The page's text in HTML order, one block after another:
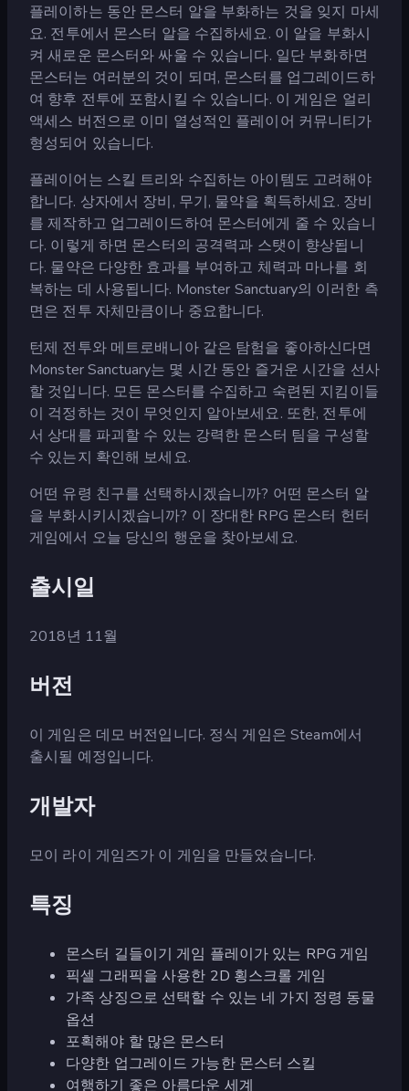
플레이하는 동안 몬스터 알을 부화하는 것을 잊지 마세
요. 전투에서 몬스터 알을 수집하세요. 이 알을 부화시
켜 새로운 몬스터와 싸울 수 있습니다. 일단 부화하면
몬스터는 여러분의 것이 되며, 몬스터를 업그레이드하
여 향후 전투에 포함시킬 수 있습니다. 이 게임은 얼리
액세스 버전으로 이미 열성적인 플레이어 커뮤니티가
형성되어 있습니다.
플레이어는 스킬 트리와 수집하는 아이템도 고려해야
합니다. 상자에서 장비, 무기, 물약을 획득하세요. 장비
를 제작하고 업그레이드하여 몬스터에게 줄 수 있습니
다. 이렇게 하면 몬스터의 공격력과 스탯이 향상됩니
다. 물약은 다양한 효과를 부여하고 체력과 마나를 회
복하는 데 사용됩니다. Monster Sanctuary의 이러한 측
면은 전투 자체만큼이나 중요합니다.
턴제 전투와 메트로배니아 같은 탐험을 좋아하신다면
Monster Sanctuary는 몇 시간 동안 즐거운 시간을 선사
할 것입니다. 모든 몬스터를 수집하고 숙련된 지킴이들
이 걱정하는 것이 무엇인지 알아보세요. 또한, 전투에
서 상대를 파괴할 수 있는 강력한 몬스터 팀을 구성할
수 있는지 확인해 보세요.
어떤 유령 친구를 선택하시겠습니까? 어떤 몬스터 알
을 부화시키시겠습니까? 이 장대한 RPG 몬스터 헌터
게임에서 오늘 당신의 행운을 찾아보세요.
출시일
2018년 11월
버전
이 게임은 데모 버전입니다. 정식 게임은 Steam에서
출시될 예정입니다.
개발자
모이 라이 게임즈가 이 게임을 만들었습니다.
특징
몬스터 길들이기 게임 플레이가 있는 RPG 게임
픽셀 그래픽을 사용한 2D 횡스크롤 게임
가족 상징으로 선택할 수 있는 네 가지 정령 동물
옵션
포획해야 할 많은 몬스터
다양한 업그레이드 가능한 몬스터 스킬
여행하기 좋은 아름다운 세계